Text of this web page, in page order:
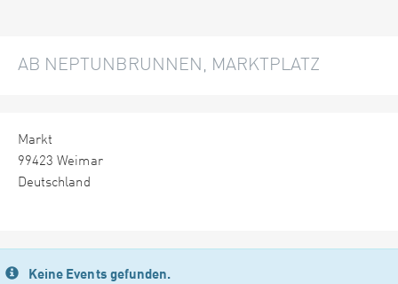
AB NEPTUNBRUNNEN, MARKTPLATZ
Markt
99423 Weimar
Deutschland
Keine Events gefunden.